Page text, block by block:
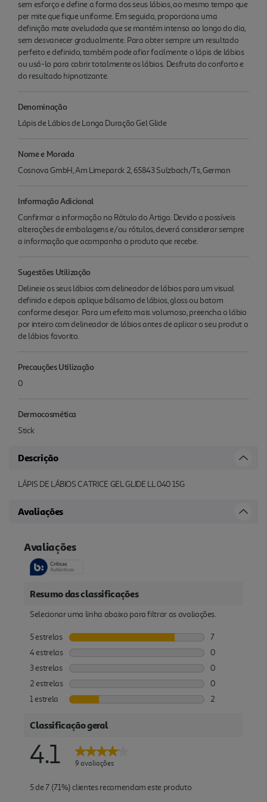
sem esforço e define a forma dos seus lábios, ao mesmo tempo que
per mite que fique uniforme. Em seguida, proporciona uma
definição mate aveludada que se mantém intenso ao longo do dia,
sem desvanecer gradualmente. Para obter sempre um resultado
perfeito e definido, também pode afiar facilmente o lápis de lábios
ou usá-lo para cobrir totalmente os lábios. Desfruta do conforto e
do resultado hipnotizante.
Denominação
Lápis de Lábios de Longa Duração Gel Glide
Nome e Morada
Cosnova GmbH, Am Limeparck 2, 65843 Sulzbach/Ts, German
Informação Adicional
Confirmar a informação no Rótulo do Artigo. Devido a possíveis
alterações de embalagens e/ou rótulos, deverá considerar sempre
a informação que acompanha o produto que recebe.
Sugestões Utilização
Delineie os seus lábios com delineador de lábios para um visual
definido e depois aplique bálsamo de lábios, gloss ou batom
conforme desejar. Para um efeito mais volumoso, preencha o lábio
por inteiro com delineador de lábios antes de aplicar o seu produt o
de lábios favorito.
Precauções Utilização
0
Dermocosmética
Stick
Descrição
LÁPIS DE LÁBIOS CATRICE GEL GLIDE LL 040 15G
Avaliações